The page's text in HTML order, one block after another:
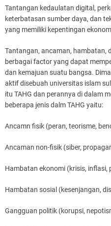
Tantangan kedaulatan digital,
keterbatasan sumber daya, dan
yang memiliki kepentingan
Tantangan, ancaman, hambatan,
berbagai factor yang dapat
dan kemajuan suatu bangsa.
aktif disebuah universitas islam
itu TAHG dan perannya di dalam
beberapa jenis dalm TAHG yaitu:
Ancamn fisik (peran, teorisme,
Ancaman non-fisik (siber,
Hambatan ekonomi (krisis, inflasi,
Hambatan sosial (kesenjangan,
Gangguan politik (korupsi,